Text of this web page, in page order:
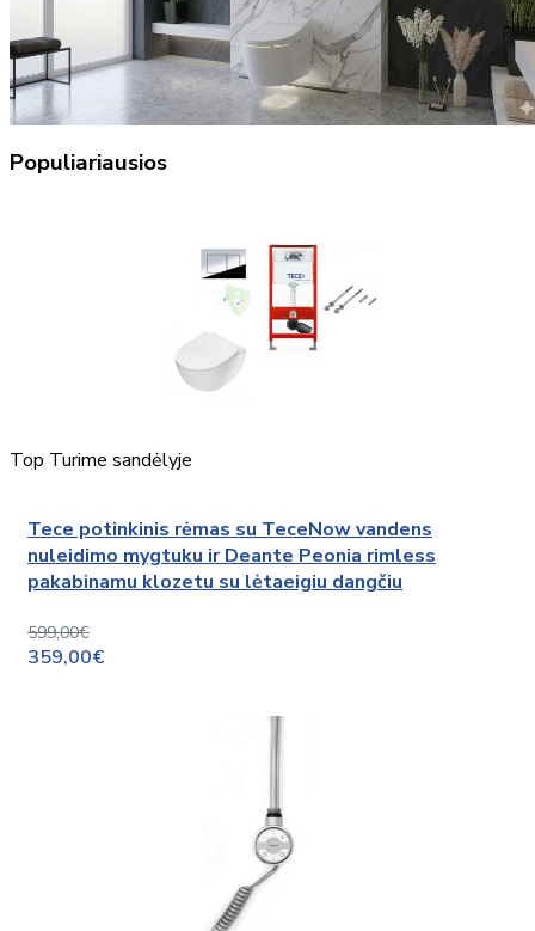
Populiariausios
Top Turime sandėlyje
Tece potinkinis rėmas su TeceNow vandens
nuleidimo mygtuku ir Deante Peonia rimless
pakabinamu klozetu su lėtaeigiu dangčiu
599,00€
359,00€